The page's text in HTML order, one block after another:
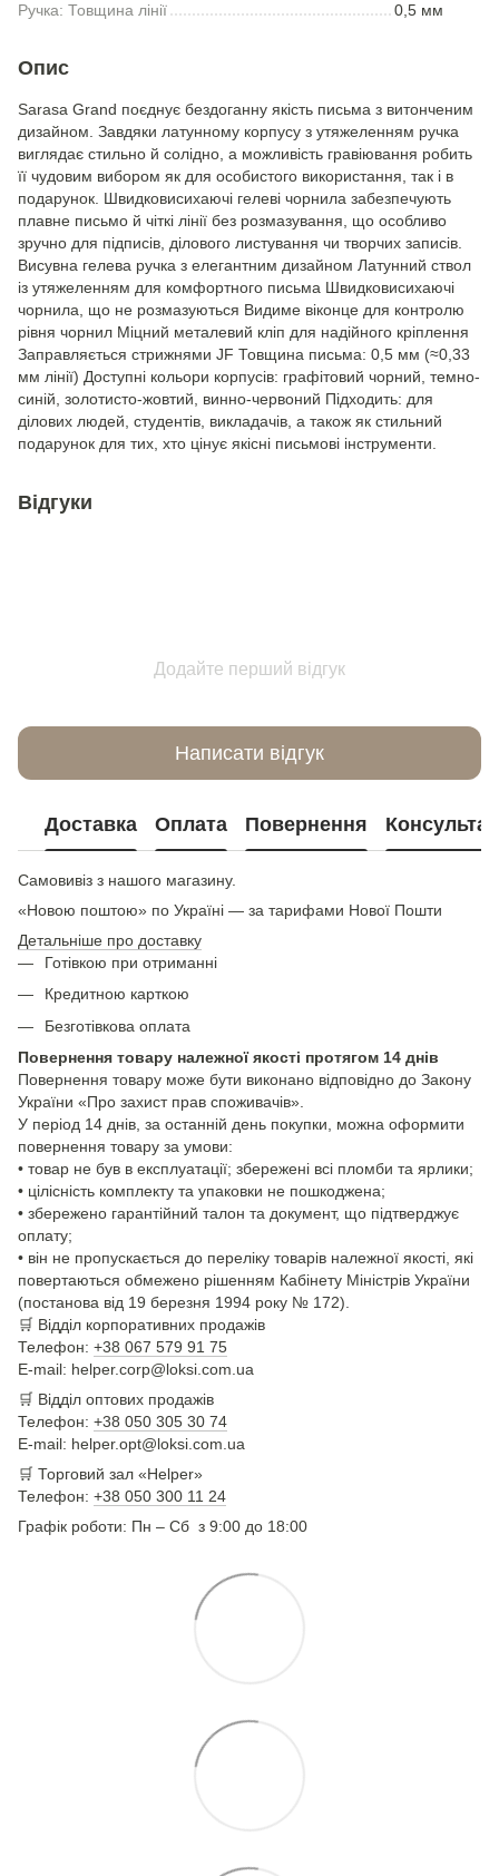
Ручка: Товщина лінії 0,5 мм
Опис
Sarasa Grand поєднує бездоганну якість письма з витонченим
дизайном. Завдяки латунному корпусу з утяжеленням ручка
виглядає стильно й солідно, а можливість гравіювання робить
її чудовим вибором як для особистого використання, так і в
подарунок. Швидковисихаючі гелеві чорнила забезпечують
плавне письмо й чіткі лінії без розмазування, що особливо
зручно для підписів, ділового листування чи творчих записів.
Висувна гелева ручка з елегантним дизайном Латунний ствол
із утяжеленням для комфортного письма Швидковисихаючі
чорнила, що не розмазуються Видиме віконце для контролю
рівня чорнил Міцний металевий кліп для надійного кріплення
Заправляється стрижнями JF Товщина письма: 0,5 мм (≈0,33
мм лінії) Доступні кольори корпусів: графітовий чорний, темно-
синій, золотисто-жовтий, винно-червоний Підходить: для
ділових людей, студентів, викладачів, а також як стильний
подарунок для тих, хто цінує якісні письмові інструменти.
Відгуки
Додайте перший відгук
Написати відгук
Доставка Оплата Повернення
Самовивіз з нашого магазину.
«Новою поштою» по Україні — за тарифами Нової Пошти
Детальніше про доставку
Готівкою при отриманні
Кредитною карткою
Безготівкова оплата
Повернення товару належної якості протягом 14 днів
Повернення товару може бути виконано відповідно до Закону
України «Про захист прав споживачів».
У період 14 днів, за останній день покупки, можна оформити
повернення товару за умови:
• товар не був в експлуатації; збережені всі пломби та ярлики;
• цілісність комплекту та упаковки не пошкоджена;
• збережено гарантійний талон та документ, що підтверджує
оплату;
• він не пропускається до переліку товарів належної якості, які
повертаються обмежено рішенням Кабінету Міністрів України
(постанова від 19 березня 1994 року № 172).
🛒 Відділ корпоративних продажів
Телефон: +38 067 579 91 75
E-mail: helper.corp@loksi.com.ua
🛒 Відділ оптових продажів
Телефон: +38 050 305 30 74
E-mail: helper.opt@loksi.com.ua
🛒 Торговий зал «Helper»
Телефон: +38 050 300 11 24
Графік роботи: Пн – Сб з 9:00 до 18:00